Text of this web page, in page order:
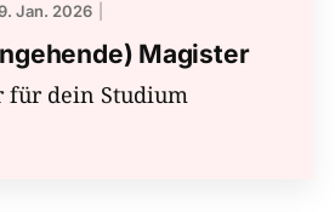
Magister
Jan. 2026
für dein Studium